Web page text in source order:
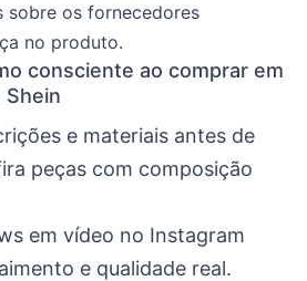
sobre os fornecedores
no produto.
consciente ao comprar em
Shein
e materiais antes de
peças com composição
em vídeo no Instagram
e qualidade real.